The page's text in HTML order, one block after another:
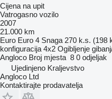
Cijena na upit
Vatrogasno vozilo
2007
21.000 km
Euro Euro 4 Snaga 270 k.s. (198
konfiguracija 4x2 Ogibljenje
Angloco Broj mjesta 8 0 odjeljak
Ujedinjeno Kraljevstvo
Angloco Ltd
Kontaktirajte prodavatelja